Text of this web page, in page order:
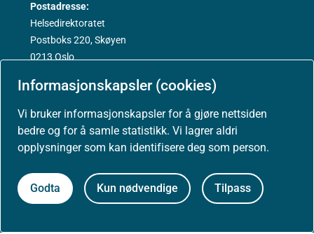
Informasjonskapsler (cookies)
Vi bruker informasjonskapsler for å gjøre nettsiden
bedre og for å samle statistikk. Vi lagrer aldri
opplysninger som kan identifisere deg som person.
Godta Kun nødvendige Tilpass
Postadresse:
Helsedirektoratet
Postboks 220, Skøyen
0213 Oslo
Aktuelt
Nyheter